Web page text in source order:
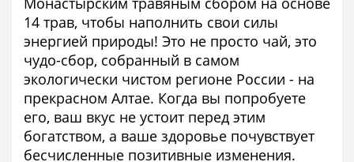
14 трав, чтобы наполнить свои силы
энергией природы! Это не просто чай, это
чудо-сбор, собранный в самом
экологически чистом регионе России - на
прекрасном Алтае. Когда вы попробуете
его, ваш вкус не устоит перед этим
богатством, а ваше здоровье почувствует
бесчисленные позитивные изменения.